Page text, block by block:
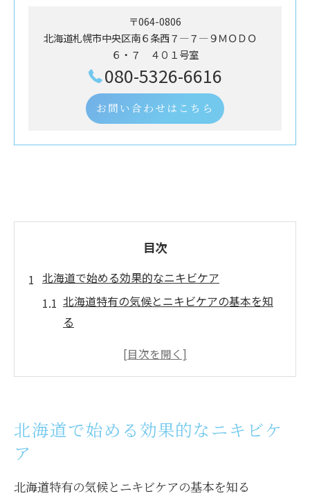
〒064-0806
北海道札幌市中央区南６条西７―７―９ＭＯＤＯ
６・７ ４０１号室
080-5326-6616
お問い合わせはこちら
目次
北海道で始める効果的なニキビケア
北海道特有の気候とニキビケアの基本を知
る
ニキビケアに強い美容法で肌の土台を整え
自己流と専門的ニキビケアの違いを解説
繰り返す肌トラブルに美容法で対策
北海道で始める効果的なニキビケ
ア
北海道特有の気候とニキビケアの基本を知る